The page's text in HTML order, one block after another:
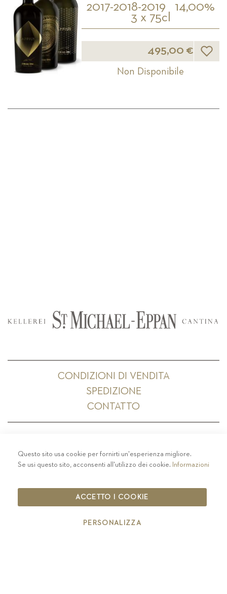
2017-2018-2019
14,00%
3 x 75cl
495,00 € Lista
Non Disponibile
CONDIZIONI DI VENDITA
SPEDIZIONE
CONTATTO
PRIVACY-COLOPHON - COOKIE POLICY
CODICE ETICO
IT00126670215
Questo sito usa cookie per fornirti un'esperienza migliore.
Se usi questo sito, acconsenti all'utilizzo dei cookie. Informazioni
ACCETTO I COOKIE
PERSONALIZZA